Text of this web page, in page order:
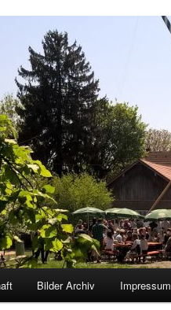
Bilder Archiv Impressum